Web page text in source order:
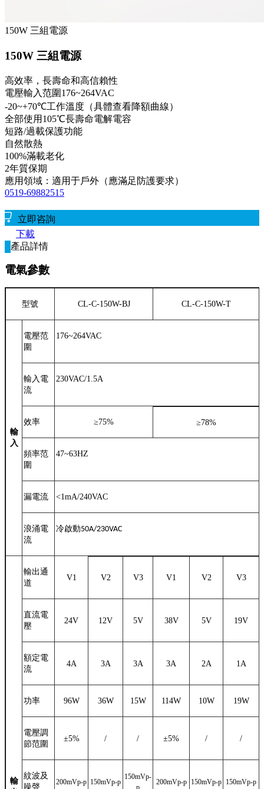
150W 三組電源
150W 三組電源
高效率，長壽命和高信賴性
電壓輸入范圍176~264VAC
-20~+70℃工作溫度（具體查看降額曲線）
全部使用105℃長壽命電解電容
短路/過載保護功能
自然散熱
100%滿載老化
2年質保期
應用領域：適用于戶外（應滿足防護要求）
0519-69882515
立即咨詢
下載
產品詳情
電氣參數
型號 CL-C-150W-BJ CL-C-150W-T
輸
入
電壓范
圍
176~264VAC
輸入電
流
230VAC/1.5A
效率 ≥75% ≥78%
頻率范
圍
47~63HZ
漏電流 <1mA/240VAC
浪涌電
流
冷啟動50A/230VAC
輸
輸出通
道
V1 V2 V3 V1 V2 V3
直流電
壓
24V 12V 5V 38V 5V 19V
額定電
流
4A 3A 3A 3A 2A 1A
功率 96W 36W 15W 114W 10W 19W
電壓調
節范圍
±5% / / ±5% / /
紋波及
噪聲
200mVp-p 150mVp-p
150mVp-
p
200mVp-p 150mVp-p 150mVp-p